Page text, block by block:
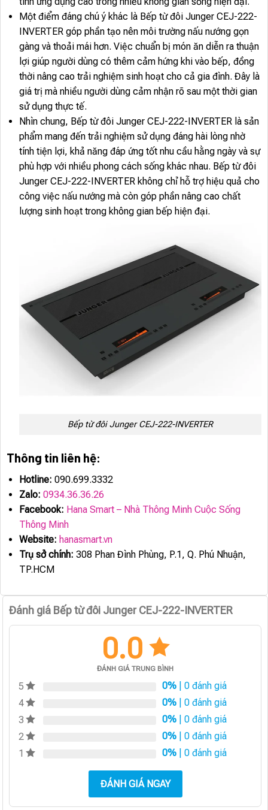
Một điểm đáng chú ý khác là Bếp từ đôi Junger CEJ-222-
INVERTER góp phần tạo nên môi trường nấu nướng gọn
gàng và thoải mái hơn. Việc chuẩn bị món ăn diễn ra thuận
lợi giúp người dùng có thêm cảm hứng khi vào bếp, đồng
thời nâng cao trải nghiệm sinh hoạt cho cả gia đình. Đây là
giá trị mà nhiều người dùng cảm nhận rõ sau một thời gian
sử dụng thực tế.
Nhìn chung, Bếp từ đôi Junger CEJ-222-INVERTER là sản
phẩm mang đến trải nghiệm sử dụng đáng hài lòng nhờ
tính tiện lợi, khả năng đáp ứng tốt nhu cầu hằng ngày và sự
phù hợp với nhiều phong cách sống khác nhau. Bếp từ đôi
Junger CEJ-222-INVERTER không chỉ hỗ trợ hiệu quả cho
công việc nấu nướng mà còn góp phần nâng cao chất
lượng sinh hoạt trong không gian bếp hiện đại.
Bếp từ đôi Junger CEJ-222-INVERTER
Thông tin liên hệ:
Hotline: 090.699.3332
Zalo: 0934.36.36.26
Facebook: Hana Smart – Nhà Thông Minh Cuộc Sống
Thông Minh
Website: hanasmart.vn
Trụ sở chính: 308 Phan Đình Phùng, P.1, Q. Phú Nhuận,
TP.HCM
Đánh giá Bếp từ đôi Junger CEJ-222-INVERTER
0.0
ĐÁNH GIÁ TRUNG BÌNH
5 0% | 0 đánh giá
4
0% | 0 đánh giá
3
0% | 0 đánh giá
2
0% | 0 đánh giá
1
0% | 0 đánh giá
ĐÁNH GIÁ NGAY